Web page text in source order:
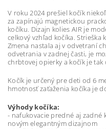
V roku 2024 prešiel kočík
za zapínajú magnetickou
kočíku. Dizajn kolies AIR je
celkový vzhľad kočíka. Strieška
Zmena nastala aj v odvetraní
odvetrania v zadnej časti, je
chrbtovej opierky a kočík je
Kočík je určený pre deti od 6
hmotnosť zaťaženia kočíka je
Výhody kočíka:
- nafukovacie predné aj
novým elegantným dizajnom